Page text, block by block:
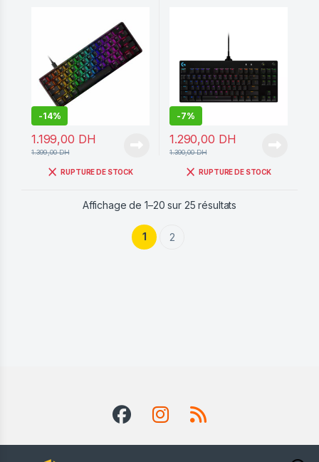
-14%
1.199,00 DH
1.399,00DH
RUPTURE DE STOCK
-7%
1.290,00 DH
1.390,00DH
RUPTURE DE STOCK
Affichage de 1–20 sur 25 résultats
1 2